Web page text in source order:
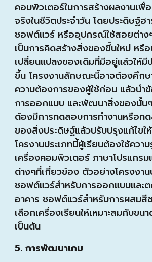
คอมพิวเตอร์ในการสร้างผลงานเพื่
จริงในชีวิตประจำวัน โดยประดิษฐ์ฮ
ซอฟต์แวร์ หรืออุปกรณ์ใช้สอยต่าง
เป็นการคิดสร้างสิ่งของขึ้นใหม่ หรื
เปลี่ยนแปลงของเดิมที่มีอยู่แล้วให้
ขึ้น โครงงานลักษณะนี้อาจต้องศึกษา
ความต้องการของผู้ใช้ก่อน แล้วนำข้
การออกแบบ และพัฒนาสิ่งของนั้น
ต้องมีการทดสอบการทำงานหรือ
ของสิ่งประดิษฐ์แล้วปรับปรุงแก้ไข
โครงานประเภทนี้ผู้เรียนต้องใช้ควา
เครื่องคอมพิวเตอร์ ภาษาโปรแกรม
ต่างๆที่เกี่ยวข้อง ตัวอย่างโครงงาน
ซอฟต์แวร์สำหรับการออกแบบและ
อาคาร ซอฟต์แวร์สำหรับการผสมสี
เลือกเครื่องเรียนให้เหมาะสมกับขน
เป็นต้น
5. การพัฒนาเกม